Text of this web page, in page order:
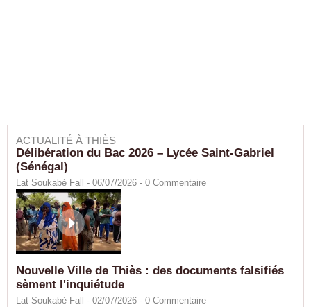
ACTUALITÉ À THIÈS
Délibération du Bac 2026 – Lycée Saint-Gabriel
(Sénégal)
Lat Soukabé Fall - 06/07/2026 - 0 Commentaire
Nouvelle Ville de Thiès : des documents falsifiés
sèment l'inquiétude
Lat Soukabé Fall - 02/07/2026 - 0 Commentaire